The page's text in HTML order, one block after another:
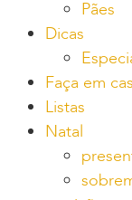
Pães
Dicas
Faça em
Listas
Natal